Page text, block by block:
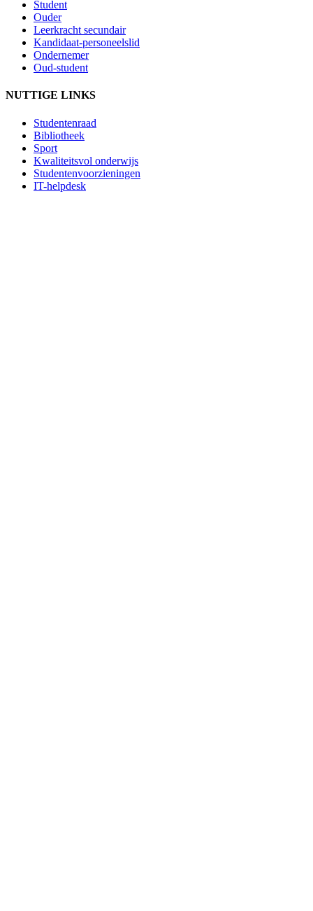
Student
Ouder
Leerkracht secundair
Kandidaat-personeelslid
Ondernemer
Oud-student
NUTTIGE LINKS
Studentenraad
Bibliotheek
Sport
Kwaliteitsvol onderwijs
Studentenvoorzieningen
IT-helpdesk